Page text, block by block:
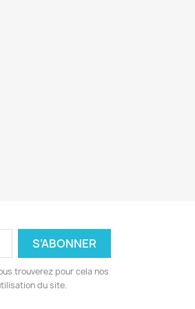
trouverez pour cela nos
du site.